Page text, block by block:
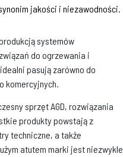
jakości i niezawodności.
systemów
do ogrzewania i
pasują zarówno do
komercyjnych.
sprzęt AGD, rozwiązania
produkty powstają z
techniczne, a także
atutem marki jest niezwykle